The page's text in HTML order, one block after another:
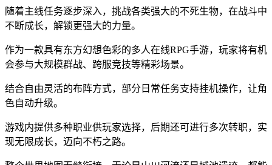
随着主线任务逐步深入，挑战各类强大的不死生物，在战斗中
不断成长，解锁更强大的力量。
作为一款具有东方幻想色彩的多人在线RPG手游，玩家将有机
会参与大规模群战、跨服竞技等精彩场景。
结合自由灵活的布阵方式，部分日常任务支持挂机操作，让角
色自动升级。
游戏内提供多种职业供玩家选择，后期还可进行多次转职，实
现无限成长，迈向不朽之路。